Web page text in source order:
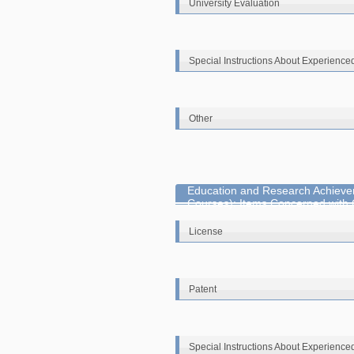
University Evaluation
Special Instructions About
Other
Education and Research
Courses): Items Concerned with
License
Patent
Special Instructions About